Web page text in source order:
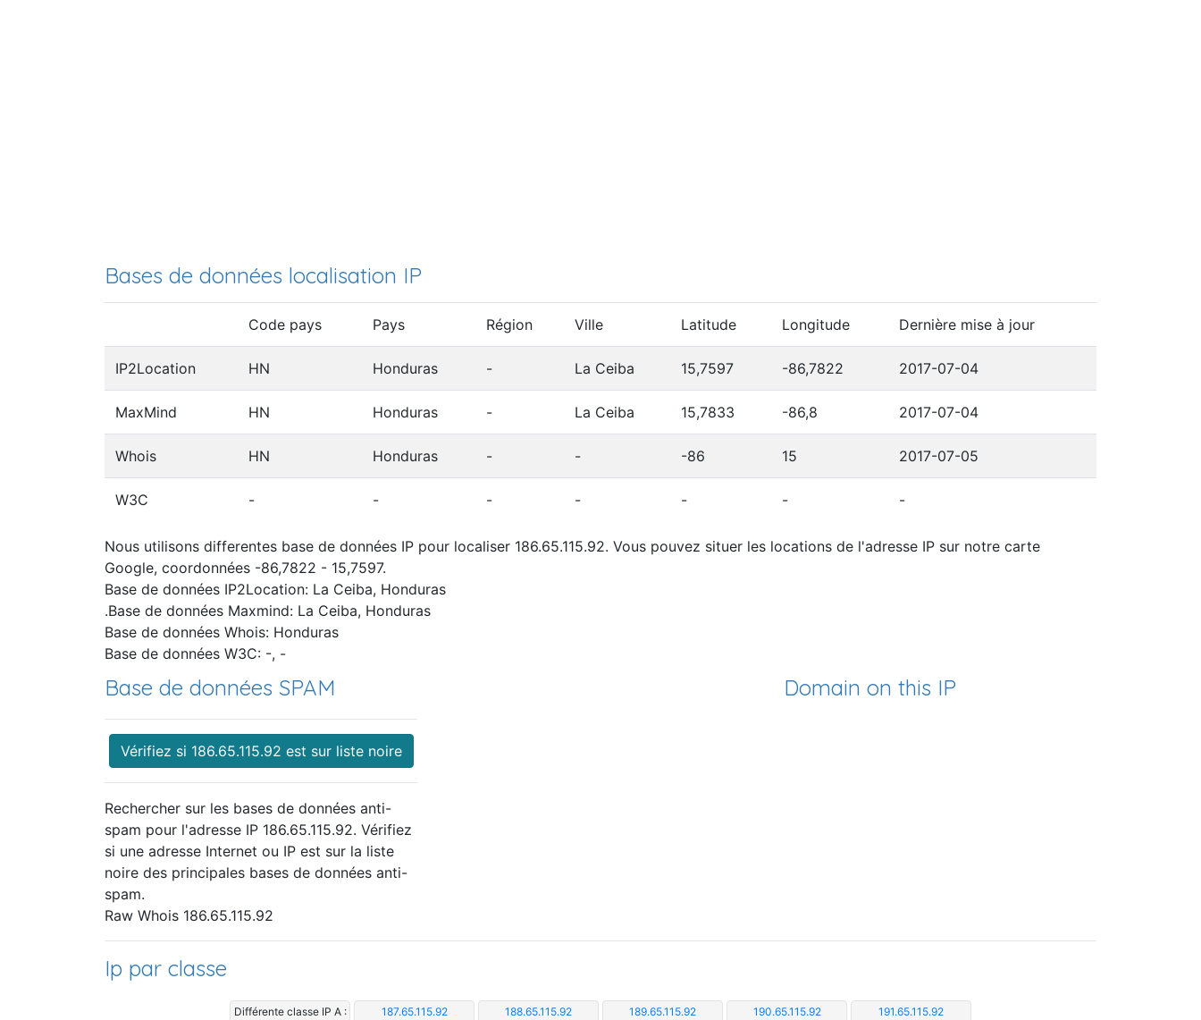
Bases de données localisation IP
Code pays Pays Région Ville Latitude Longitude Dernière mise à jour
IP2Location HN Honduras - La Ceiba 15,7597 -86,7822 2017-07-04
MaxMind HN Honduras - La Ceiba 15,7833 -86,8 2017-07-04
Whois HN Honduras - - -86 15 2017-07-05
W3C - - - - - - -
Nous utilisons differentes base de données IP pour localiser 186.65.115.92. Vous pouvez situer les locations de l'adresse IP sur notre carte
Google, coordonnées -86,7822 - 15,7597.
Base de données IP2Location: La Ceiba, Honduras
.Base de données Maxmind: La Ceiba, Honduras
Base de données Whois: Honduras
Base de données W3C: -, -
Base de données SPAM
Vérifiez si 186.65.115.92 est sur liste noire
Rechercher sur les bases de données anti-
spam pour l'adresse IP 186.65.115.92. Vérifiez
si une adresse Internet ou IP est sur la liste
noire des principales bases de données anti-
spam.
Domain on this IP
Raw Whois 186.65.115.92
Ip par classe
Différente classe IP A : 187.65.115.92 188.65.115.92 189.65.115.92 190.65.115.92 191.65.115.92